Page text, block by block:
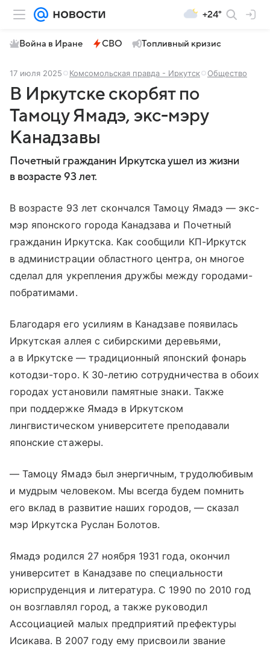
+24°
Война в Иране СВО Топливный кризис
17 июля 2025 Комсомольская правда - Иркутск Общество
В Иркутске скорбят по
Тамоцу Ямадэ, экс-мэру
Канадзавы
Почетный гражданин Иркутска ушел из жизни
в возрасте 93 лет.
В возрасте 93 лет скончался Тамоцу Ямадэ — экс-
мэр японского города Канадзава и Почетный
гражданин Иркутска. Как сообщили КП-Иркутск
в администрации областного центра, он многое
сделал для укрепления дружбы между городами-
побратимами.
Благодаря его усилиям в Канадзаве появилась
Иркутская аллея с сибирскими деревьями,
а в Иркутске — традиционный японский фонарь
котодзи-торо. К 30-летию сотрудничества в обоих
городах установили памятные знаки. Также
при поддержке Ямадэ в Иркутском
лингвистическом университете преподавали
японские стажеры.
— Тамоцу Ямадэ был энергичным, трудолюбивым
и мудрым человеком. Мы всегда будем помнить
его вклад в развитие наших городов, — сказал
мэр Иркутска Руслан Болотов.
Ямадэ родился 27 ноября 1931 года, окончил
университет в Канадзаве по специальности
юриспруденция и литература. С 1990 по 2010 год
он возглавлял город, а также руководил
Ассоциацией малых предприятий префектуры
Исикава. В 2007 году ему присвоили звание